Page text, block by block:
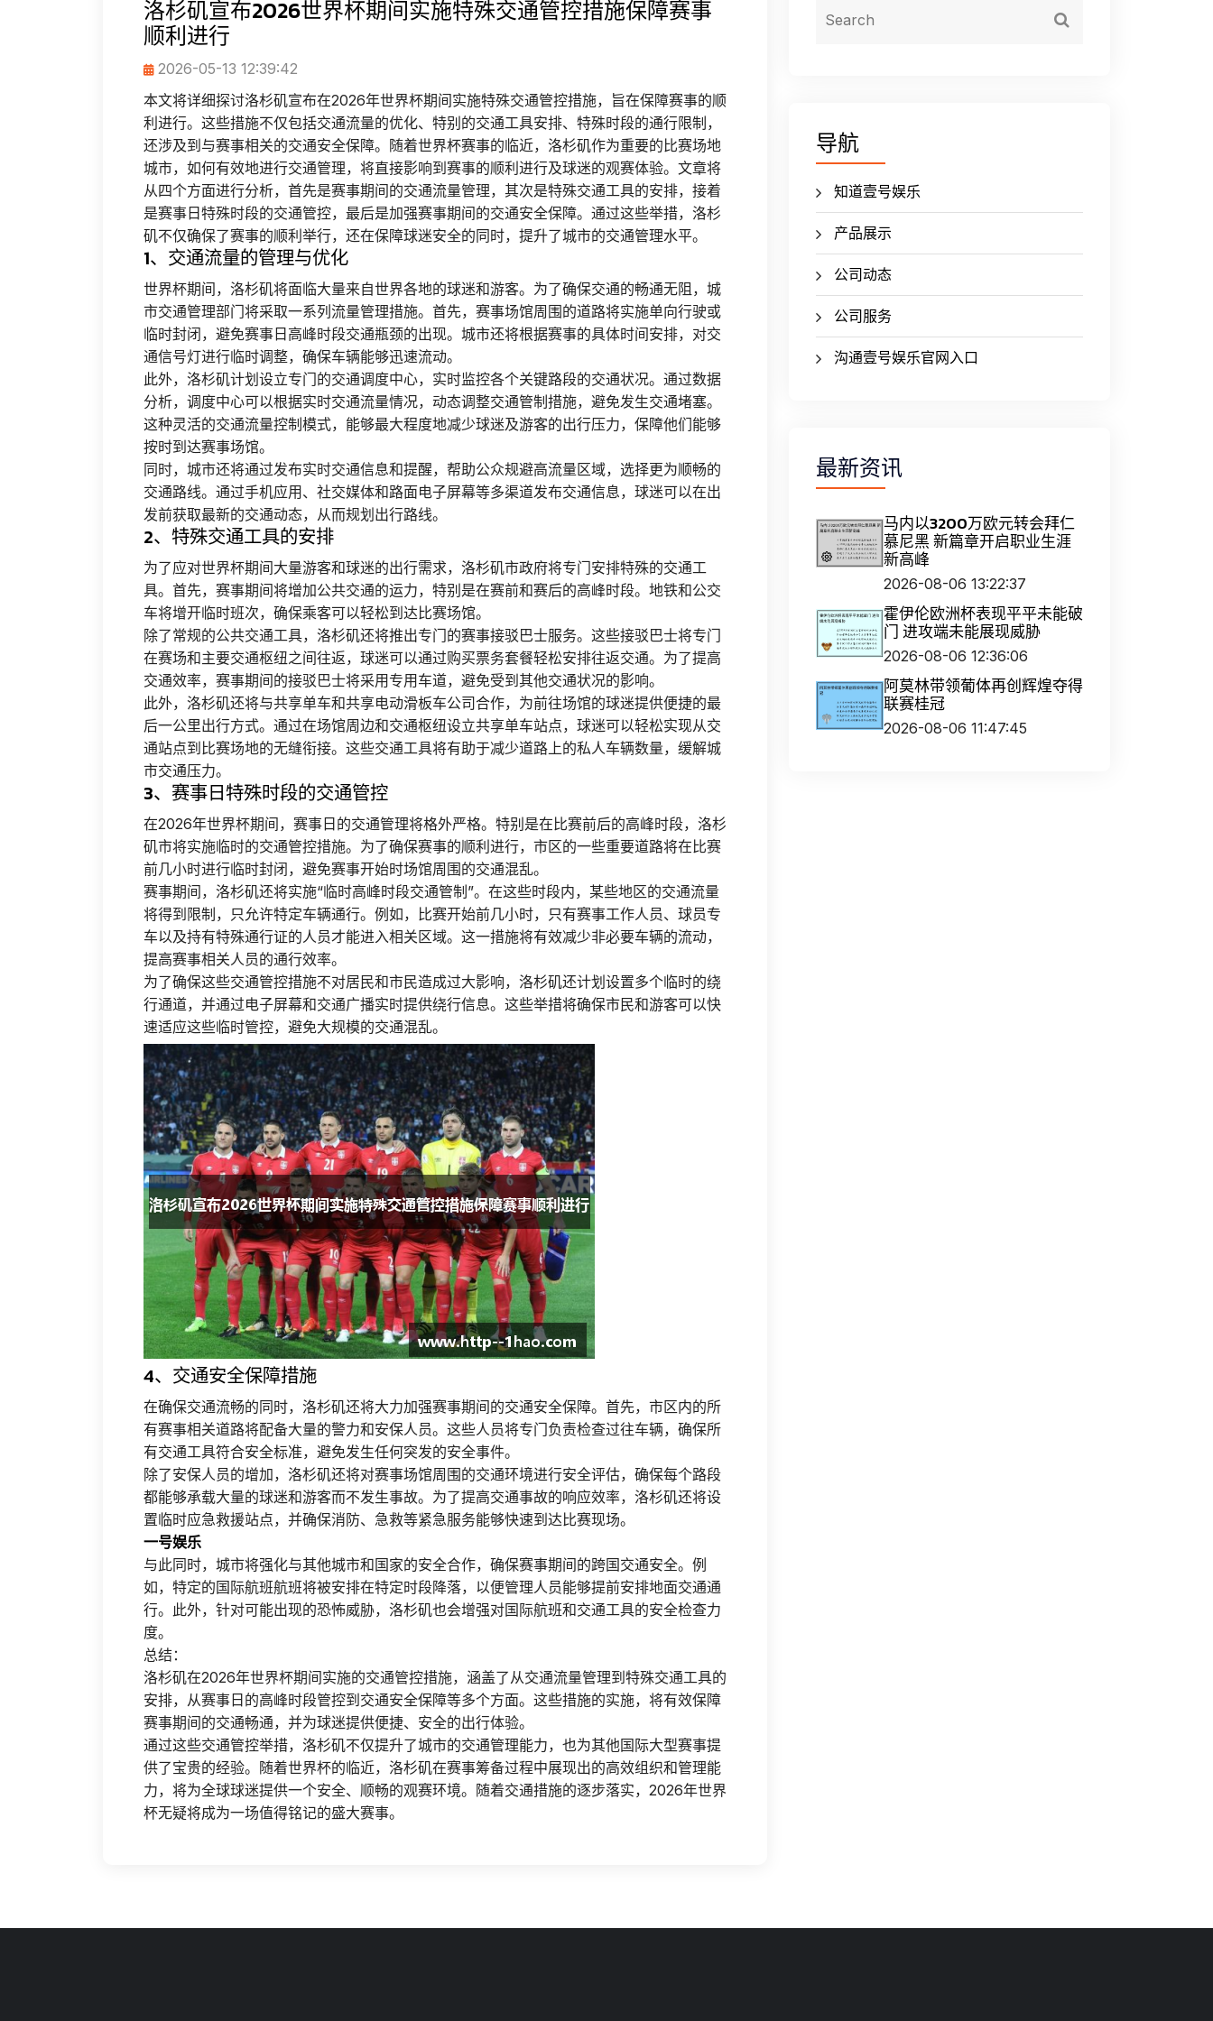
洛杉矶宣布2026世界杯期间实施特殊交通管控措施保障赛事
顺利进行
2026-05-13 12:39:42
本文将详细探讨洛杉矶宣布在2026年世界杯期间实施特殊交通管控措施，旨在保障赛事的顺
利进行。这些措施不仅包括交通流量的优化、特别的交通工具安排、特殊时段的通行限制，
还涉及到与赛事相关的交通安全保障。随着世界杯赛事的临近，洛杉矶作为重要的比赛场地
城市，如何有效地进行交通管理，将直接影响到赛事的顺利进行及球迷的观赛体验。文章将
从四个方面进行分析，首先是赛事期间的交通流量管理，其次是特殊交通工具的安排，接着
是赛事日特殊时段的交通管控，最后是加强赛事期间的交通安全保障。通过这些举措，洛杉
矶不仅确保了赛事的顺利举行，还在保障球迷安全的同时，提升了城市的交通管理水平。
1、交通流量的管理与优化
世界杯期间，洛杉矶将面临大量来自世界各地的球迷和游客。为了确保交通的畅通无阻，城
市交通管理部门将采取一系列流量管理措施。首先，赛事场馆周围的道路将实施单向行驶或
临时封闭，避免赛事日高峰时段交通瓶颈的出现。城市还将根据赛事的具体时间安排，对交
通信号灯进行临时调整，确保车辆能够迅速流动。
此外，洛杉矶计划设立专门的交通调度中心，实时监控各个关键路段的交通状况。通过数据
分析，调度中心可以根据实时交通流量情况，动态调整交通管制措施，避免发生交通堵塞。
这种灵活的交通流量控制模式，能够最大程度地减少球迷及游客的出行压力，保障他们能够
按时到达赛事场馆。
同时，城市还将通过发布实时交通信息和提醒，帮助公众规避高流量区域，选择更为顺畅的
交通路线。通过手机应用、社交媒体和路面电子屏幕等多渠道发布交通信息，球迷可以在出
发前获取最新的交通动态，从而规划出行路线。
2、特殊交通工具的安排
为了应对世界杯期间大量游客和球迷的出行需求，洛杉矶市政府将专门安排特殊的交通工
具。首先，赛事期间将增加公共交通的运力，特别是在赛前和赛后的高峰时段。地铁和公交
车将增开临时班次，确保乘客可以轻松到达比赛场馆。
除了常规的公共交通工具，洛杉矶还将推出专门的赛事接驳巴士服务。这些接驳巴士将专门
在赛场和主要交通枢纽之间往返，球迷可以通过购买票务套餐轻松安排往返交通。为了提高
交通效率，赛事期间的接驳巴士将采用专用车道，避免受到其他交通状况的影响。
此外，洛杉矶还将与共享单车和共享电动滑板车公司合作，为前往场馆的球迷提供便捷的最
后一公里出行方式。通过在场馆周边和交通枢纽设立共享单车站点，球迷可以轻松实现从交
通站点到比赛场地的无缝衔接。这些交通工具将有助于减少道路上的私人车辆数量，缓解城
市交通压力。
3、赛事日特殊时段的交通管控
在2026年世界杯期间，赛事日的交通管理将格外严格。特别是在比赛前后的高峰时段，洛杉
矶市将实施临时的交通管控措施。为了确保赛事的顺利进行，市区的一些重要道路将在比赛
前几小时进行临时封闭，避免赛事开始时场馆周围的交通混乱。
赛事期间，洛杉矶还将实施“临时高峰时段交通管制”。在这些时段内，某些地区的交通流量
将得到限制，只允许特定车辆通行。例如，比赛开始前几小时，只有赛事工作人员、球员专
车以及持有特殊通行证的人员才能进入相关区域。这一措施将有效减少非必要车辆的流动，
提高赛事相关人员的通行效率。
为了确保这些交通管控措施不对居民和市民造成过大影响，洛杉矶还计划设置多个临时的绕
行通道，并通过电子屏幕和交通广播实时提供绕行信息。这些举措将确保市民和游客可以快
速适应这些临时管控，避免大规模的交通混乱。
4、交通安全保障措施
在确保交通流畅的同时，洛杉矶还将大力加强赛事期间的交通安全保障。首先，市区内的所
有赛事相关道路将配备大量的警力和安保人员。这些人员将专门负责检查过往车辆，确保所
有交通工具符合安全标准，避免发生任何突发的安全事件。
除了安保人员的增加，洛杉矶还将对赛事场馆周围的交通环境进行安全评估，确保每个路段
都能够承载大量的球迷和游客而不发生事故。为了提高交通事故的响应效率，洛杉矶还将设
置临时应急救援站点，并确保消防、急救等紧急服务能够快速到达比赛现场。
一号娱乐
与此同时，城市将强化与其他城市和国家的安全合作，确保赛事期间的跨国交通安全。例
如，特定的国际航班航班将被安排在特定时段降落，以便管理人员能够提前安排地面交通通
行。此外，针对可能出现的恐怖威胁，洛杉矶也会增强对国际航班和交通工具的安全检查力
度。
总结：
洛杉矶在2026年世界杯期间实施的交通管控措施，涵盖了从交通流量管理到特殊交通工具的
安排，从赛事日的高峰时段管控到交通安全保障等多个方面。这些措施的实施，将有效保障
赛事期间的交通畅通，并为球迷提供便捷、安全的出行体验。
通过这些交通管控举措，洛杉矶不仅提升了城市的交通管理能力，也为其他国际大型赛事提
供了宝贵的经验。随着世界杯的临近，洛杉矶在赛事筹备过程中展现出的高效组织和管理能
力，将为全球球迷提供一个安全、顺畅的观赛环境。随着交通措施的逐步落实，2026年世界
杯无疑将成为一场值得铭记的盛大赛事。
导航
知道壹号娱乐
产品展示
公司动态
公司服务
沟通壹号娱乐官网入口
最新资讯
马内以3200万欧元转会拜仁
慕尼黑 新篇章开启职业生涯
新高峰
2026-08-06 13:22:37
霍伊伦欧洲杯表现平平未能破
门 进攻端未能展现威胁
2026-08-06 12:36:06
阿莫林带领葡体再创辉煌夺得
联赛桂冠
2026-08-06 11:47:45